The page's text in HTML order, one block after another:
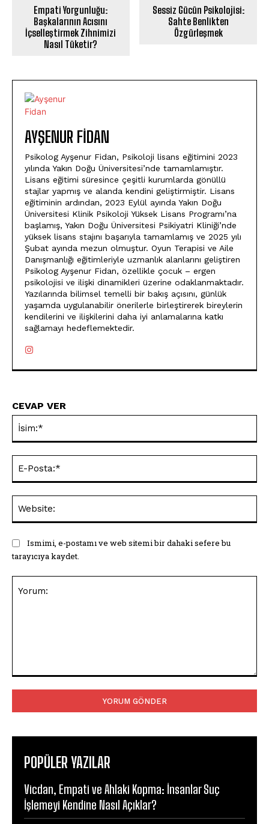
Empati Yorgunluğu:
Başkalarının Acısını
İçselleştirmek Zihnimizi
Nasıl Tüketir?
Sessiz Gücün Psikolojisi:
Sahte Benlikten
Özgürleşmek
AYŞENUR FIDAN
Psikolog Ayşenur Fidan, Psikoloji lisans eğitimini 2023
yılında Yakın Doğu Üniversitesi’nde tamamlamıştır.
Lisans eğitimi süresince çeşitli kurumlarda gönüllü
stajlar yapmış ve alanda kendini geliştirmiştir. Lisans
eğitiminin ardından, 2023 Eylül ayında Yakın Doğu
Üniversitesi Klinik Psikoloji Yüksek Lisans Programı’na
başlamış, Yakın Doğu Üniversitesi Psikiyatri Kliniği’nde
yüksek lisans stajını başarıyla tamamlamış ve 2025 yılı
Şubat ayında mezun olmuştur. Oyun Terapisi ve Aile
Danışmanlığı eğitimleriyle uzmanlık alanlarını geliştiren
Psikolog Ayşenur Fidan, özellikle çocuk – ergen
psikolojisi ve ilişki dinamikleri üzerine odaklanmaktadır.
Yazılarında bilimsel temelli bir bakış açısını, günlük
yaşamda uygulanabilir önerilerle birleştirerek bireylerin
kendilerini ve ilişkilerini daha iyi anlamalarına katkı
sağlamayı hedeflemektedir.
CEVAP VER
Ismimi, e-postamı ve web sitemi bir dahaki sefere bu
tarayıcıya kaydet.
POPÜLER YAZILAR
Vicdan, Empati ve Ahlaki Kopma: İnsanlar Suç
İşlemeyi Kendine Nasıl Açıklar?